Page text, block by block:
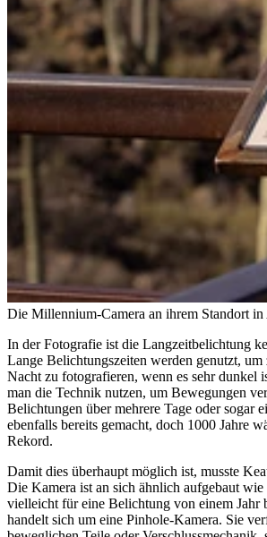
Die Millennium-Camera an ihrem Standort in
In der Fotografie ist die Langzeitbelichtung
Lange Belichtungszeiten werden genutzt,
Nacht zu fotografieren, wenn es sehr dunkel
man die Technik nutzen, um Bewegungen
Belichtungen über mehrere Tage oder sogar
ebenfalls bereits gemacht, doch 1000 Jahre
Rekord.
Damit dies überhaupt möglich ist, musste
Die Kamera ist an sich ähnlich aufgebaut
vielleicht für eine Belichtung von einem Jahr
handelt sich um eine Pinhole-Kamera. Sie